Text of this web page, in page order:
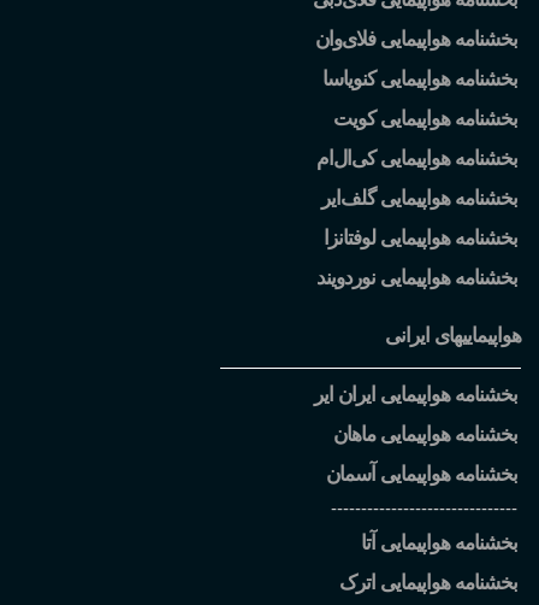
بخشنامه هواپیمایی فلایوان
بخشنامه هواپیمایی کنویاسا
بخشنامه هواپیمایی کویت
بخشنامه هواپیمایی کی ال ام
بخشنامه هواپیمایی گلف ایر
بخشنامه هواپیمایی لوفتانزا
بخشنامه هواپیمایی نوردویند
هواپیماییهای ایرانی
بخشنامه هواپیمایی ایران ایر
بخشنامه هواپیمایی ماهان
بخشنامه هواپیمایی آسمان
-------------------------------
بخشنامه هواپیمایی آتا
بخشنامه هواپیمایی اترک